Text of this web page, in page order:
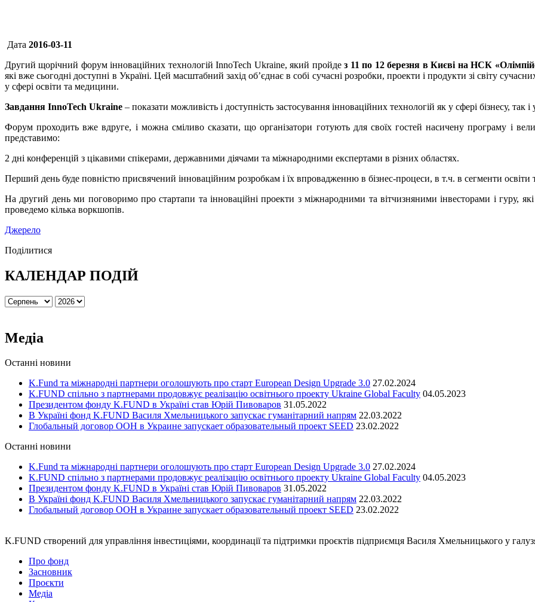
Дата 2016-03-11
Другий щорічний форум інноваційних технологій InnoTech Ukraine, який пройдез 11 по 12 березня в Києві на НСК
які вже сьогодні доступні в Україні. Цей масштабний захід об’єднає в собі сучасні розробки, проекти і продукти зі світу
у сфері освіти та медицини.
Завдання InnoTech Ukraine – показати можливість і доступність застосування інноваційних технологій як у сфері бізнесу, так
Форум проходить вже вдруге, і можна сміливо сказати, що організатори готують для своїх гостей насичену програму і
представимо:
2 дні конференцій з цікавими спікерами, державними діячами та міжнародними експертами в різних областях.
Перший день буде повністю присвячений інноваційним розробкам і їх впровадженню в бізнес-процеси, в т.ч. в сегменти
На другий день ми поговоримо про стартапи та інноваційні проекти з міжнародними та вітчизняними інвесторами і гуру,
проведемо кілька воркшопів.
Джерело
Поділитися
КАЛЕНДАР ПОДІЙ
Медіа
Останні новини
K.Fund та міжнародні партнери оголошують про старт European Design Upgrade 3.0 27.02.2024
K.FUND спільно з партнерами продовжує реалізацію освітнього проекту Ukraine Global Faculty 04.05.2023
Президентом фонду K.FUND в Україні став Юрій Пивоваров 31.05.2022
В Україні фонд K.FUND Василя Хмельницького запускає гуманітарний напрям 22.03.2022
Глобальный договор ООН в Украине запускает образовательный проект SEED 23.02.2022
Останні новини
K.Fund та міжнародні партнери оголошують про старт European Design Upgrade 3.0 27.02.2024
K.FUND спільно з партнерами продовжує реалізацію освітнього проекту Ukraine Global Faculty 04.05.2023
Президентом фонду K.FUND в Україні став Юрій Пивоваров 31.05.2022
В Україні фонд K.FUND Василя Хмельницького запускає гуманітарний напрям 22.03.2022
Глобальный договор ООН в Украине запускает образовательный проект SEED 23.02.2022
K.FUND створений для управління інвестиціями, координації та підтримки проєктів підприємця Василя Хмельницького у
Про фонд
Засновник
Проєкти
Медіа